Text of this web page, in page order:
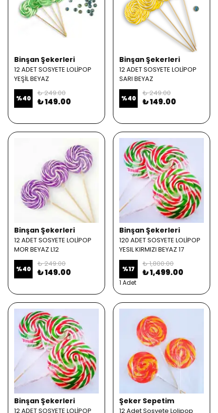
Binşan Şekerleri
12 ADET SOSYETE LOLİPOP
YEŞİL BEYAZ
%40
₺ 249.00
₺ 149.00
Binşan Şekerleri
12 ADET SOSYETE LOLİPOP
SARI BEYAZ
%40
₺ 249.00
₺ 149.00
Binşan Şekerleri
12 ADET SOSYETE LOLİPOP
MOR BEYAZ L12
%40
₺ 249.00
₺ 149.00
Binşan Şekerleri
120 ADET SOSYETE LOLİPOP
YESIL KIRMIZI BEYAZ 17
%17
₺ 1,800.00
₺ 1,499.00
1 Adet
Binşan Şekerleri
12 ADET SOSYETE LOLİPOP
Şeker Sepetim
12 Adet Sosyete Lolipop